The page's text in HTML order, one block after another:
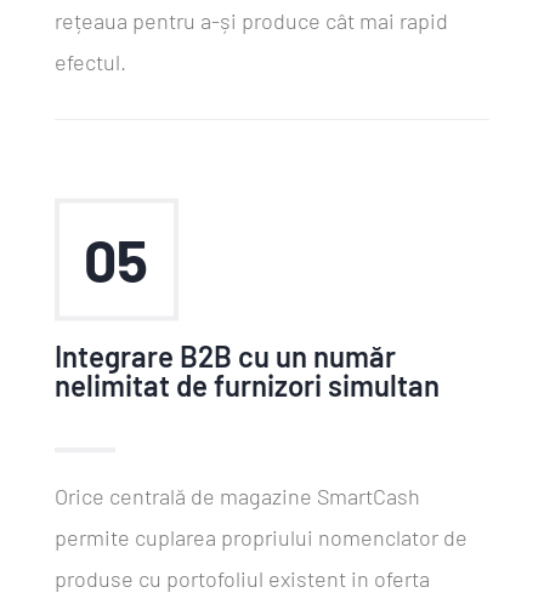
rețeaua pentru a-și produce cât mai rapid
efectul.
05
Integrare B2B cu un număr
nelimitat de furnizori simultan
Orice centrală de magazine SmartCash
permite cuplarea propriului nomenclator de
produse cu portofoliul existent in oferta